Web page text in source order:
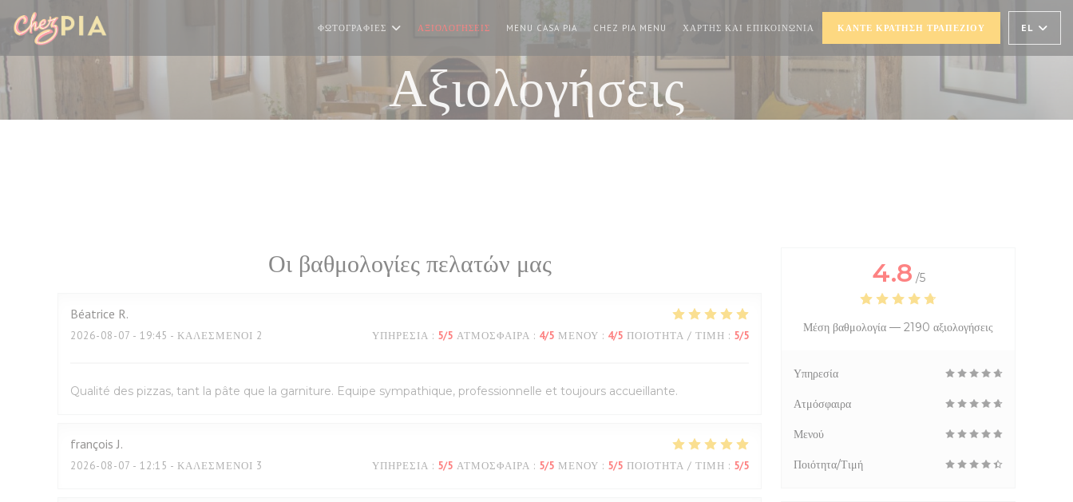
Πίνακας διαχείρισης "Μπισκότων" (Cookies)
ΦΩΤΟΓΡΑΦΊΕΣ ΑΞΙΟΛΟΓΉΣΕΙΣ MENU CASA PIA ((ΑΝΟΊΓΕΙ ΣΕ ΝΈΟ ΠΑΡΆΘΥΡΟ))
CHEZ PIA MENU ((ΑΝΟΊΓΕΙ ΣΕ ΝΈΟ ΠΑΡΆΘΥΡΟ))
ΧΆΡΤΗΣ ΚΑΙ ΕΠΙΚΟΙΝΩΝΊΑ ΚΆΝΤΕ ΚΡΆΤΗΣΗ ΤΡΑΠΕΖΙΟΎ EL
Αξιολογήσεις
Οι βαθμολογίες πελατών μας
Béatrice R
2026-08-07 - 19:45 - ΚΑΛΕΣΜΈΝΟΙ 2 ΥΠΗΡΕΣΊΑ : 5/5 ΑΤΜΌΣΦΑΙΡΑ : 4/5 ΜΕΝΟΎ : 4/5 ΠΟΙΌΤΗΤΑ / ΤΙΜΉ : 5/5
Qualité des pizzas, tant la pâte que la garniture. Equipe sympathique, professionnelle et toujours accueillante.
françois J
2026-08-07 - 12:15 - ΚΑΛΕΣΜΈΝΟΙ 3 ΥΠΗΡΕΣΊΑ : 5/5 ΑΤΜΌΣΦΑΙΡΑ : 5/5 ΜΕΝΟΎ : 5/5 ΠΟΙΌΤΗΤΑ / ΤΙΜΉ : 5/5
4.8 /5
Μέση βαθμολογία — 2190 αξιολογήσεις
Υπηρεσία
Ατμόσφαιρα
Μενού
Ποιότητα/Τιμή